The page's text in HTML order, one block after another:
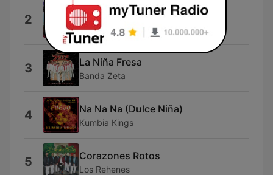
2
Cumbia Sobre el Río
Celso Piña, Lila Downs & Totó La
Momposina
3 La Niña Fresa
Banda Zeta
4 Na Na Na (Dulce Niña)
Kumbia Kings
5 Corazones Rotos
Los Rehenes